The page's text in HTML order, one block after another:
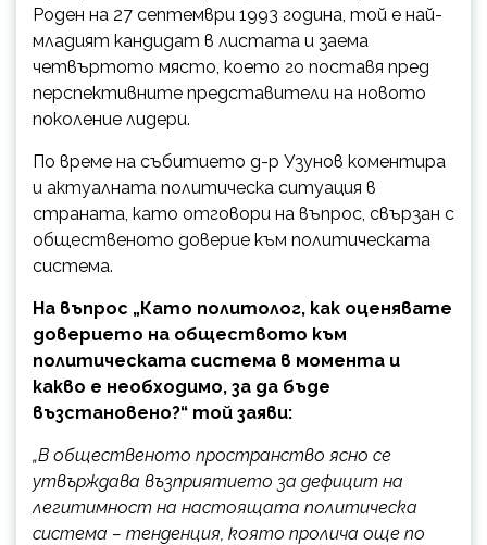
Роден на 27 септември 1993 година, той е най-
младият кандидат в листата и заема
четвъртото място, което го поставя пред
перспективните представители на новото
поколение лидери.
По време на събитието д-р Узунов коментира
и актуалната политическа ситуация в
страната, като отговори на въпрос, свързан с
общественото доверие към политическата
система.
На въпрос „Като политолог, как оценявате
доверието на обществото към
политическата система в момента и
какво е необходимо, за да бъде
възстановено?“ той заяви:
„В общественото пространство ясно се
утвърждава възприятието за дефицит на
легитимност на настоящата политическа
система – тенденция, която пролича още по